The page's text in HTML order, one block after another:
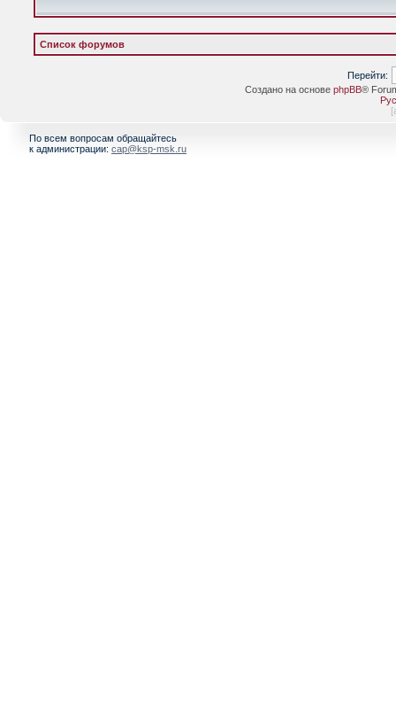
Список форумов
Перейти:
Создано на основе phpBB®
[
По всем вопросам обращайтесь
к администрации: cap@ksp-msk.ru